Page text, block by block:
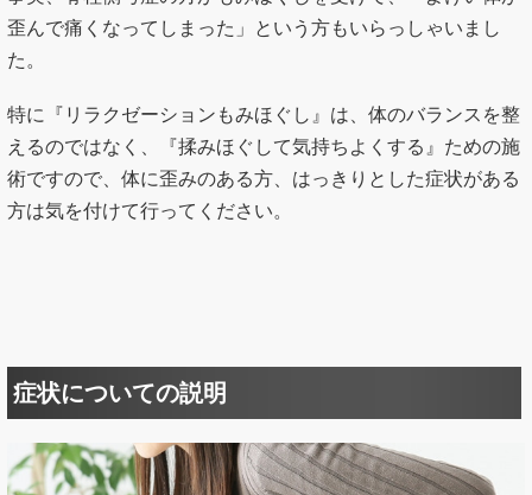
歪んで痛くなってしまった」という方もいらっしゃいまし
た。
特に『リラクゼーションもみほぐし』は、体のバランスを整
えるのではなく、『揉みほぐして気持ちよくする』ための施
術ですので、体に歪みのある方、はっきりとした症状がある
方は気を付けて行ってください。
症状についての説明